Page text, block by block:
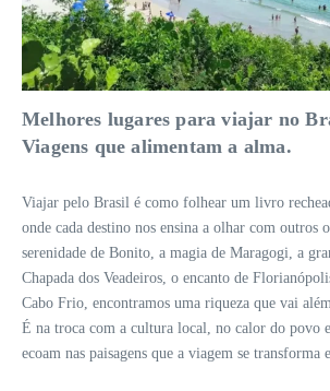
Melhores lugares para viajar no
Viagens que alimentam a alma.
Viajar pelo Brasil é como folhear um livro
onde cada destino nos ensina a olhar com outros
serenidade de Bonito, a magia de Maragogi, a
Chapada dos Veadeiros, o encanto de
Cabo Frio, encontramos uma riqueza que vai
É na troca com a cultura local, no calor do povo
ecoam nas paisagens que a viagem se transforma